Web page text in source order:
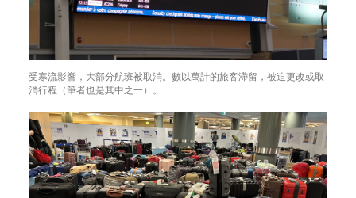
受寒流影響，大部分航班被取消。數以萬計的旅客滯留，被迫更改或取
消行程（筆者也是其中之一）。